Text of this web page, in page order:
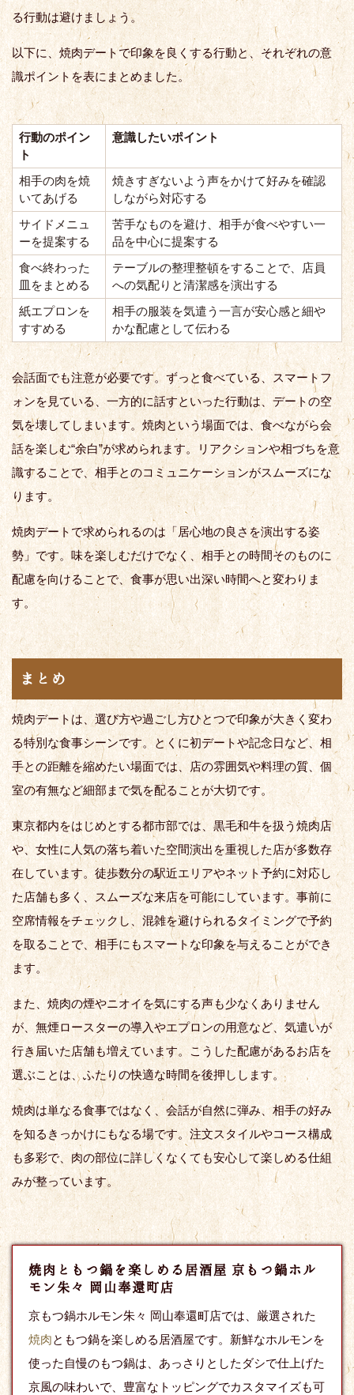
る行動は避けましょう。
以下に、焼肉デートで印象を良くする行動と、それぞれの意
識ポイントを表にまとめました。
行動のポイン
ト
意識したいポイント
相手の肉を焼
いてあげる
焼きすぎないよう声をかけて好みを確認
しながら対応する
サイドメニュ
ーを提案する
苦手なものを避け、相手が食べやすい一
品を中心に提案する
食べ終わった
皿をまとめる
テーブルの整理整頓をすることで、店員
への気配りと清潔感を演出する
紙エプロンを
すすめる
相手の服装を気遣う一言が安心感と細や
かな配慮として伝わる
会話面でも注意が必要です。ずっと食べている、スマートフ
ォンを見ている、一方的に話すといった行動は、デートの空
気を壊してしまいます。焼肉という場面では、食べながら会
話を楽しむ“余白”が求められます。リアクションや相づちを意
識することで、相手とのコミュニケーションがスムーズにな
ります。
焼肉デートで求められるのは「居心地の良さを演出する姿
勢」です。味を楽しむだけでなく、相手との時間そのものに
配慮を向けることで、食事が思い出深い時間へと変わりま
す。
まとめ
焼肉デートは、選び方や過ごし方ひとつで印象が大きく変わ
る特別な食事シーンです。とくに初デートや記念日など、相
手との距離を縮めたい場面では、店の雰囲気や料理の質、個
室の有無など細部まで気を配ることが大切です。
東京都内をはじめとする都市部では、黒毛和牛を扱う焼肉店
や、女性に人気の落ち着いた空間演出を重視した店が多数存
在しています。徒歩数分の駅近エリアやネット予約に対応し
た店舗も多く、スムーズな来店を可能にしています。事前に
空席情報をチェックし、混雑を避けられるタイミングで予約
を取ることで、相手にもスマートな印象を与えることができ
ます。
また、焼肉の煙やニオイを気にする声も少なくありません
が、無煙ロースターの導入やエプロンの用意など、気遣いが
行き届いた店舗も増えています。こうした配慮があるお店を
選ぶことは、ふたりの快適な時間を後押しします。
焼肉は単なる食事ではなく、会話が自然に弾み、相手の好み
を知るきっかけにもなる場です。注文スタイルやコース構成
も多彩で、肉の部位に詳しくなくても安心して楽しめる仕組
みが整っています。
焼肉ともつ鍋を楽しめる居酒屋 京もつ鍋ホル
モン朱々 岡山奉還町店
京もつ鍋ホルモン朱々 岡山奉還町店では、厳選された
焼肉ともつ鍋を楽しめる居酒屋です。新鮮なホルモンを
使った自慢のもつ鍋は、あっさりとしたダシで仕上げた
京風の味わいで、豊富なトッピングでカスタマイズも可